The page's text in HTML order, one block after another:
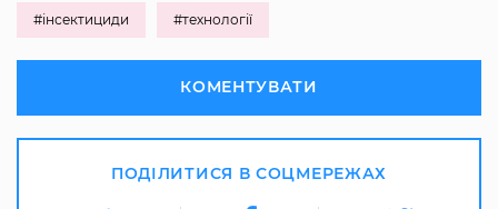
#інсектициди #технології
КОМЕНТУВАТИ
ПОДІЛИТИСЯ В СОЦМЕРЕЖАХ